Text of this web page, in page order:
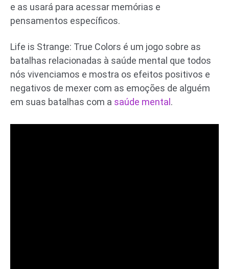
e as usará para acessar memórias e
pensamentos específicos.
Life is Strange: True Colors é um jogo sobre as
batalhas relacionadas à saúde mental que todos
nós vivenciamos e mostra os efeitos positivos e
negativos de mexer com as emoções de alguém
em suas batalhas com a saúde mental.